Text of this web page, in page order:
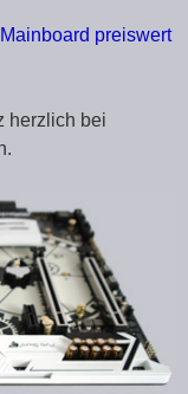
preiswert
herzlich bei